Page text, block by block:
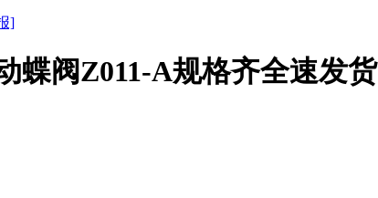
]
蝶阀Z011-A规格齐全速发货